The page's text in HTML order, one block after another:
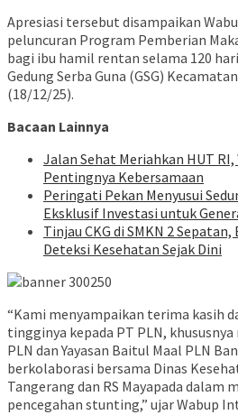
Apresiasi tersebut disampaikan
peluncuran Program Pemberian
bagi ibu hamil rentan selama 120
Gedung Serba Guna (GSG)
(18/12/25).
Bacaan Lainnya
Jalan Sehat Meriahkan HUT
Pentingnya Kebersamaan
Peringati Pekan Menyusui
Eksklusif Investasi untuk
Tinjau CKG di SMKN 2
Deteksi Kesehatan Sejak Dini
“Kami menyampaikan terima kasih
tingginya kepada PT PLN,
PLN dan Yayasan Baitul Maal PLN
berkolaborasi bersama Dinas
Tangerang dan RS Mayapada dalam
pencegahan stunting,” ujar Wabup